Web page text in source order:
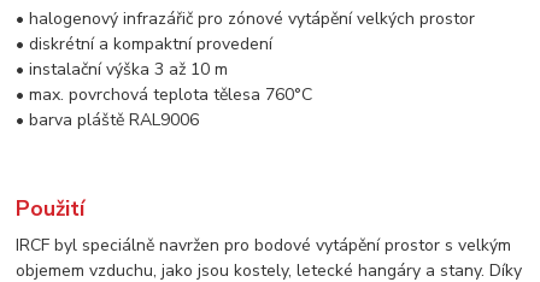
• halogenový infrazářič pro zónové vytápění velkých prostor
• diskrétní a kompaktní provedení
• instalační výška 3 až 10 m
• max. povrchová teplota tělesa 760°C
• barva pláště RAL9006
Použití
IRCF byl speciálně navržen pro bodové vytápění prostor s velkým
objemem vzduchu, jako jsou kostely, letecké hangáry a stany. Díky